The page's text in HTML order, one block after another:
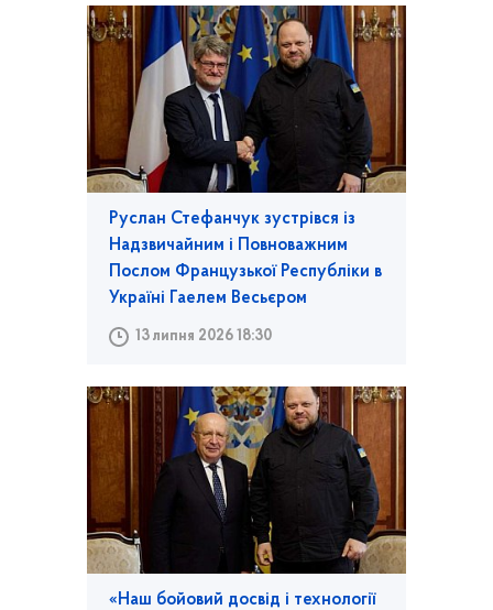
Руслан Стефанчук зустрівся із
Надзвичайним і Повноважним
Послом Французької Республіки в
Україні Гаелем Весьєром
13 липня 2026 18:30
«Наш бойовий досвід і технології